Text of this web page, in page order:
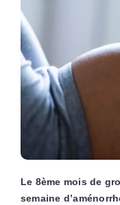
Le 8ème mois de
semaine